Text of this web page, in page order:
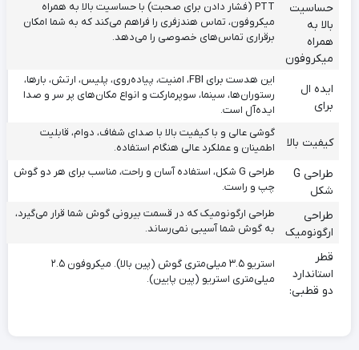
حساسیت
بالا به
همراه
میکروفون
PTT (فشار دادن برای صحبت) با حساسیت بالا به همراه
میکروفون، تماس هندزفری را فراهم می‌کند که به شما امکان
برقراری تماس‌های خصوصی را می‌دهد.
ایده ال
برای
این هدست برای FBI، امنیت، پیاده‌روی، پلیس، ارتش، بارها،
رستوران‌ها، سینما، سوپرمارکت و انواع مکان‌های پر سر و صدا
ایده‌آل است.
کیفیت بالا
گوشی عالی و با کیفیت بالا با صدای شفاف، دوام، قابلیت
اطمینان و عملکرد عالی هنگام استفاده.
طراحی G
شکل
طراحی G شکل، استفاده آسان و راحت، مناسب برای هر دو گوش
چپ و راست.
طراحی
ارگونومیک
طراحی ارگونومیک که در قسمت بیرونی گوش شما قرار می‌گیرد،
به گوش شما آسیبی نمی‌رساند.
قطر
استاندارد
دو قطبی:
استریو ۳.۵ میلی‌متری گوش (پین بالا). میکروفون ۲.۵
میلی‌متری استریو (پین پایین).